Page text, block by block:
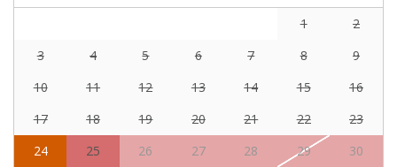
1
2
3
4 5 6 7 8
9
10
11 12 13 14 15
16
17
18 19 20 21 22
23
24
25 26 27 28 29 30